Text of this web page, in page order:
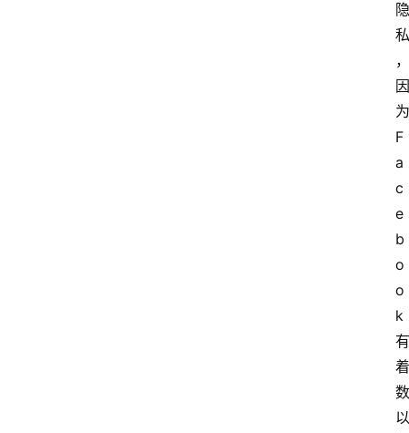
隐
私
，
因
为
F
a
c
e
b
o
o
k
有
着
数
以